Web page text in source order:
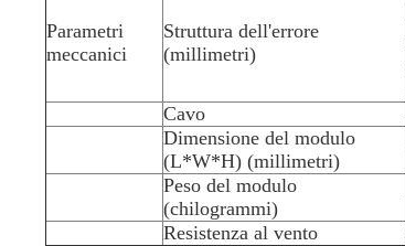
Parametri
meccanici
Struttura dell'errore
(millimetri)
Cavo
Dimensione del modulo
(L*W*H) (millimetri)
Peso del modulo
(chilogrammi)
Resistenza al vento